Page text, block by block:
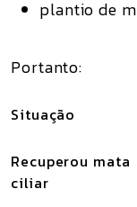
plantio de
Portanto:
Situação
Recuperou mata
ciliar